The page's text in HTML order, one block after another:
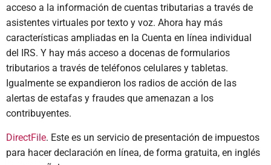
acceso a la información de cuentas tributarias a través de
asistentes virtuales por texto y voz. Ahora hay más
características ampliadas en la Cuenta en línea individual
del IRS. Y hay más acceso a docenas de formularios
tributarios a través de teléfonos celulares y tabletas.
Igualmente se expandieron los radios de acción de las
alertas de estafas y fraudes que amenazan a los
contribuyentes.
DirectFile. Este es un servicio de presentación de impuestos
para hacer declaración en línea, de forma gratuita, en inglés